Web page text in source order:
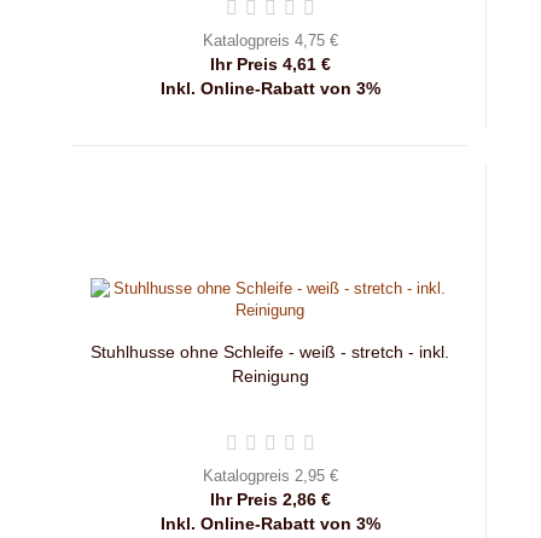
Katalogpreis 4,75 €
Ihr Preis 4,61 €
Inkl. Online-Rabatt von 3%
Stuhlhusse ohne Schleife - weiß - stretch - inkl.
Reinigung
Katalogpreis 2,95 €
Ihr Preis 2,86 €
Inkl. Online-Rabatt von 3%